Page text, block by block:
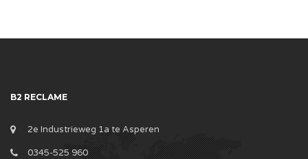
B2 RECLAME
2e Industrieweg 1a te Asperen
0345-525 960